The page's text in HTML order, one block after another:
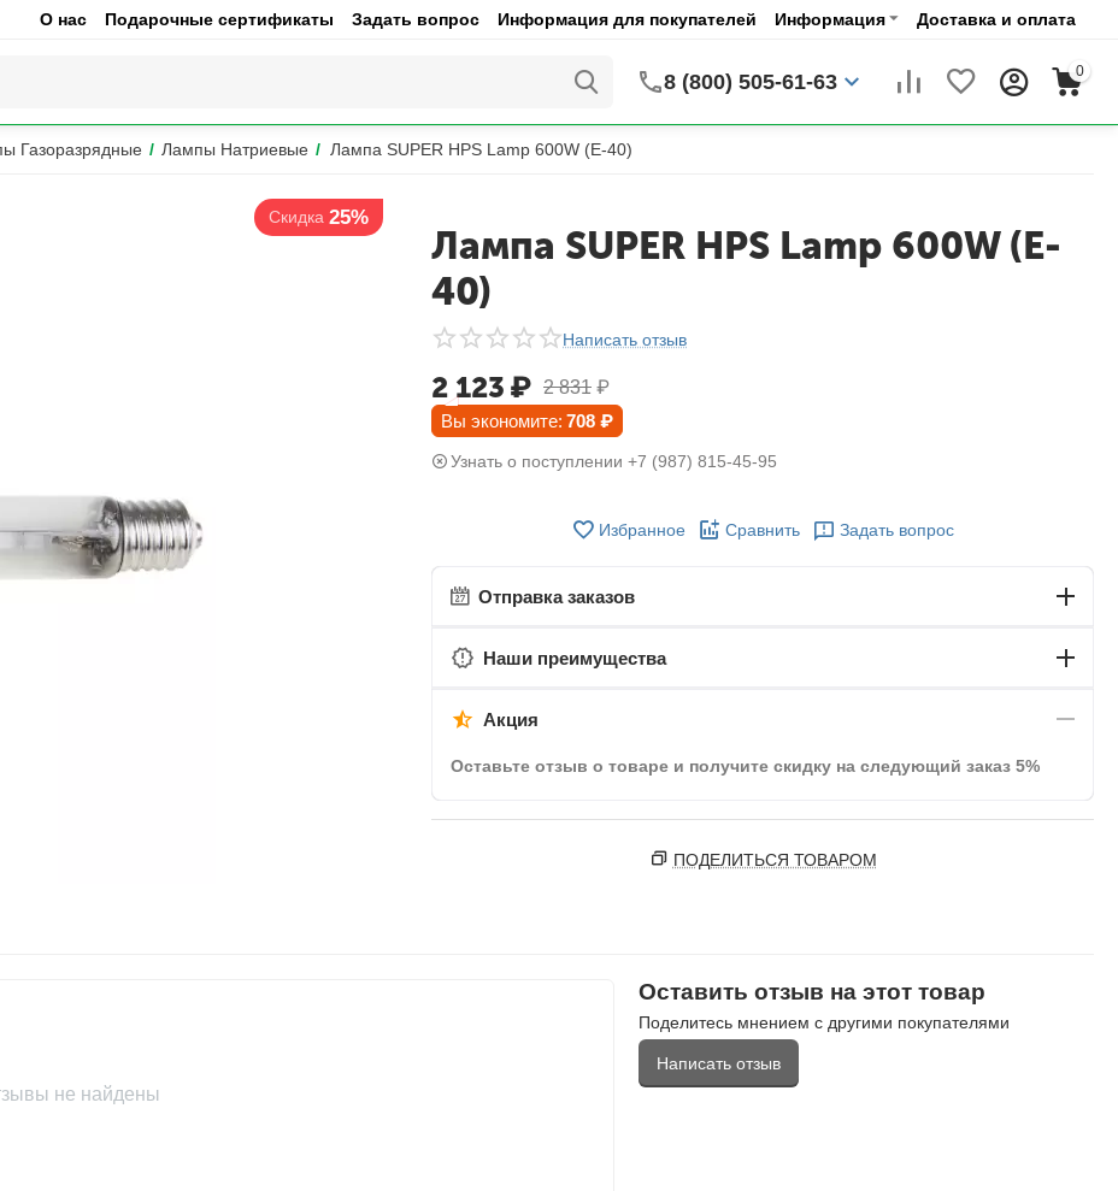
О нас Подарочные сертификаты Задать вопрос Информация для покупателей Информация Доставка и оплата
8 (800) 505-61-63 0
Газоразрядные / Лампы Натриевые / Лампа SUPER HPS Lamp 600W (E-40)
Лампа SUPER HPS Lamp 600W (E-
40)
Написать отзыв
2 123 ₽ 2 831 ₽
Вы экономите: 708 ₽
Узнать о поступлении +7 (987) 815-45-95
Избранное Сравнить Задать вопрос
Отправка заказов
Наши преимущества
Акция
Оставьте отзыв о товаре и получите скидку на следующий заказ 5%
ПОДЕЛИТЬСЯ ТОВАРОМ
не найдены
Оставить отзыв на этот товар
Поделитесь мнением с другими покупателями
Написать отзыв